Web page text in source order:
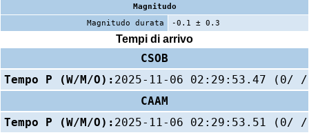
Magnitudo
Magnitudo durata
-0.1 ± 0.3
Tempi di arrivo
CSOB
Tempo P (W/M/O): 2025-11-06 02:29:53.47 (0/
CAAM
Tempo P (W/M/O): 2025-11-06 02:29:53.51 (0/